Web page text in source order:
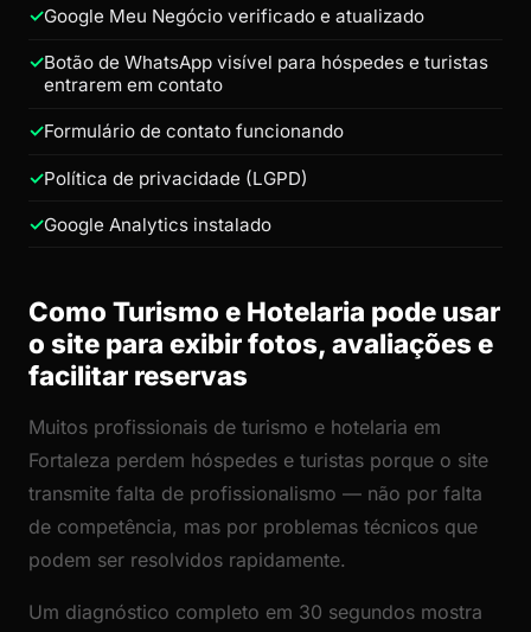
Google Meu Negócio verificado e atualizado
Botão de WhatsApp visível para hóspedes e turistas
entrarem em contato
Formulário de contato funcionando
Política de privacidade (LGPD)
Google Analytics instalado
Como Turismo e Hotelaria pode usar
o site para exibir fotos, avaliações e
facilitar reservas
Muitos profissionais de turismo e hotelaria em
Fortaleza perdem hóspedes e turistas porque o site
transmite falta de profissionalismo — não por falta
de competência, mas por problemas técnicos que
podem ser resolvidos rapidamente.
Um diagnóstico completo em 30 segundos mostra